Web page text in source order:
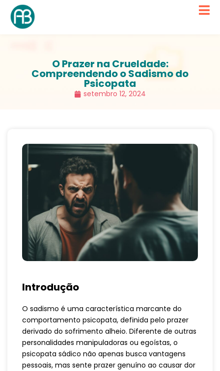
O Prazer na Crueldade:
Compreendendo o Sadismo do
Psicopata
setembro 12, 2024
Introdução
O sadismo é uma característica marcante do
comportamento psicopata, definida pelo prazer
derivado do sofrimento alheio. Diferente de outras
personalidades manipuladoras ou egoístas, o
psicopata sádico não apenas busca vantagens
pessoais, mas sente prazer genuíno ao causar dor